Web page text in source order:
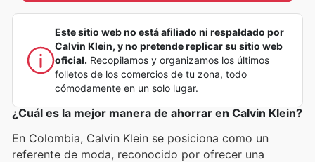
Este sitio web no está afiliado ni respaldado por
Calvin Klein, y no pretende replicar su sitio web
oficial. Recopilamos y organizamos los últimos
folletos de los comercios de tu zona, todo
cómodamente en un solo lugar.
¿Cuál es la mejor manera de ahorrar en Calvin Klein?
En Colombia, Calvin Klein se posiciona como un
referente de moda, reconocido por ofrecer una